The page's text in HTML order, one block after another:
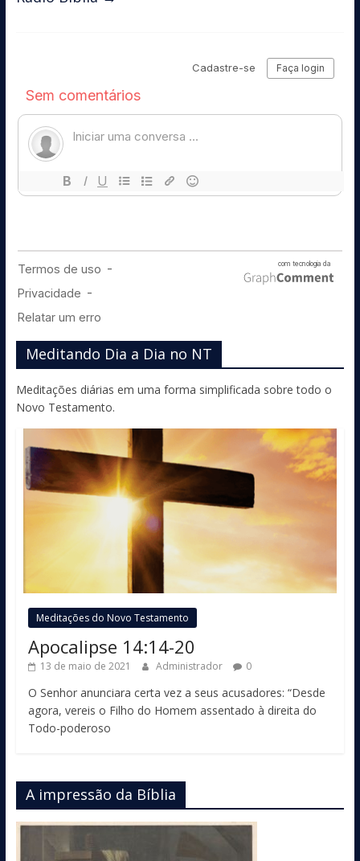
Meditando Dia a Dia no NT
Meditações diárias em uma forma simplificada sobre todo o
Novo Testamento.
Meditações do Novo Testamento
Apocalipse 14:14-20
13 de maio de 2021 Administrador 0
O Senhor anunciara certa vez a seus acusadores: “Desde
agora, vereis o Filho do Homem assentado à direita do
Todo-poderoso
A impressão da Bíblia